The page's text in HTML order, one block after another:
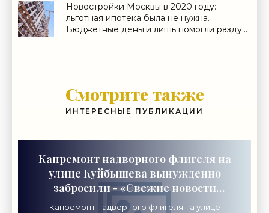
Новостройки Москвы в 2020 году:
льготная ипотека была не нужна.
Бюджетные деньги лишь помогли раздуть
Смотрите также
ИНТЕРЕСНЫЕ ПУБЛИКАЦИИ
Капремонт надворного флигеля на
улице Куйбышева вынужденно
забросили - «Свежие новости
строительства»
Капремонт надворного флигеля на улице